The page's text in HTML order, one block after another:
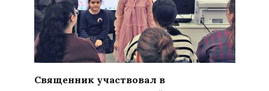
Священник участвовал в